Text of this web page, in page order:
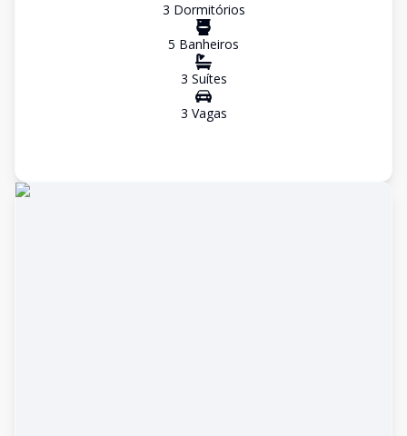
3 Dormitórios
5 Banheiros
3 Suítes
3 Vagas